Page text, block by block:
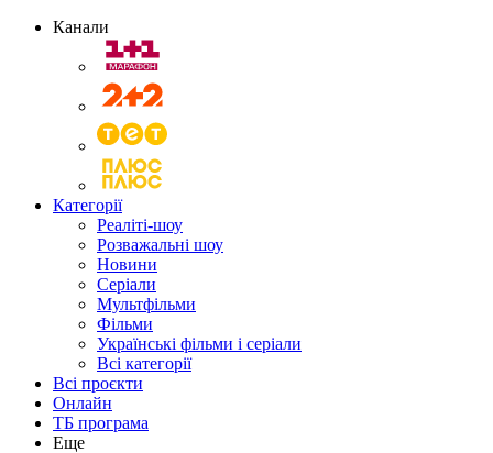
Канали
Категорії
Реаліті-шоу
Розважальні шоу
Новини
Серіали
Мультфільми
Фільми
Українські фільми і серіали
Всі категорії
Всі проєкти
Онлайн
ТБ програма
Еще